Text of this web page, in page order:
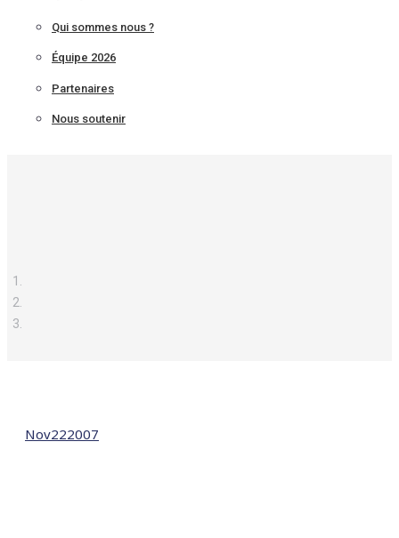
Qui sommes nous ?
Équipe 2026
Partenaires
Nous soutenir
Nov222007